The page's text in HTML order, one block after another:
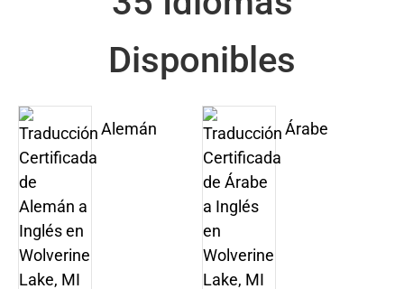
Disponibles
Alemán Árabe